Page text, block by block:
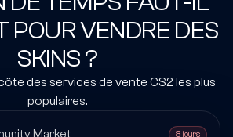
POUR VENDRE DES
SKINS ?
des services de vente CS2 les plus
populaires.
Market 8 jours